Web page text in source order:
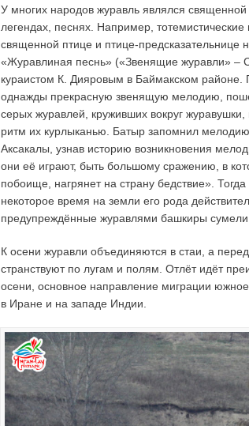
У многих народов журавль являлся
легендах, песнях. Например,
священной птице и птице-
«Журавлиная песнь» («Звенящие журавли» –
кураистом К. Дияровым в Баймакском
однажды прекрасную звенящую мелодию,
серых журавлей, круживших вокруг
ритм их курлыканью. Батыр запомнил
Аксакалы, узнав историю возникновения
они её играют, быть большому сражению, в
побоище, нагрянет на страну бедствие».
некоторое время на земли его рода
предупреждённые журавлями башкиры сумели
К осени журавли объединяются в стаи, а
странствуют по лугам и полям. Отлёт идёт
осени, основное направление миграции
в Иране и на западе Индии.